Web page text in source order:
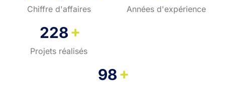
Chiffre d'affaires Années d'expérience
228+
Projets réalisés
98+